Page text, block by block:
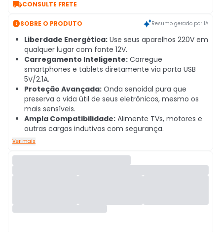
CONSULTE FRETE
SOBRE O PRODUTO Resumo gerado por IA
Liberdade Energética: Use seus aparelhos 220V em
qualquer lugar com fonte 12V.
Carregamento Inteligente: Carregue
smartphones e tablets diretamente via porta USB
5V/2.1A.
Proteção Avançada: Onda senoidal pura que
preserva a vida útil de seus eletrônicos, mesmo os
mais sensíveis.
Ampla Compatibilidade: Alimente TVs, motores e
outras cargas indutivas com segurança.
Ver mais